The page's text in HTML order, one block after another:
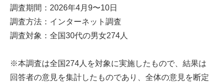
調査期間：2026年4月9〜10日
調査方法：インターネット調査
調査対象：全国30代の男女274人
※本調査は全国274人を対象に実施したもので、結果は
回答者の意見を集計したものであり、全体の意見を断定